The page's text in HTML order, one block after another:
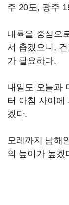
주 20도, 광주
내륙을 중심으
서 춥겠으니,
가 필요하다.
내일도 오늘과
터 아침 사이에
겠다.
모레까지 남해
의 높이가 높겠